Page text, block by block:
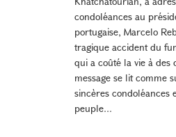
condoléances au
portugaise, Marcelo
tragique accident du
qui a coûté la vie à des
message se lit comme
sincères condoléances
peuple...